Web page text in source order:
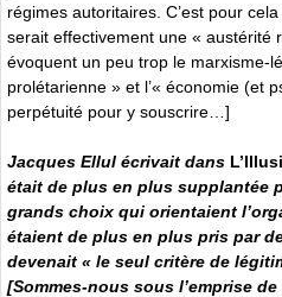
régimes autoritaires. C’est pour
serait effectivement une « austérité
évoquent un peu trop le marxisme-
prolétarienne » et l’« économie (et
perpétuité pour y souscrire…]
Jacques Ellul écrivait dans
était de plus en plus supplantée
grands choix qui orientaient
étaient de plus en plus pris par
devenait « le seul critère de
[Sommes-nous sous l’emprise